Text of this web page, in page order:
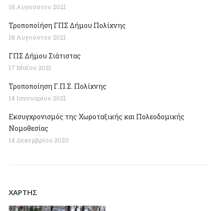
18 Αυγούστου 2021
Τροποποίήση ΓΠΣ Δήμου Πολίχνης
18 Αυγούστου 2021
ΓΠΣ Δήμου Σιάτιστας
17 Μαΐου 2021
Τροποποίηση Γ.Π.Σ. Πολίχνης
14 Ιανουαρίου 2021
Εκσυγχρονισμός της Χωροταξικής και Πολεοδομικής
Νομοθεσίας
14 Δεκεμβρίου 2020
ΧΑΡΤΗΣ